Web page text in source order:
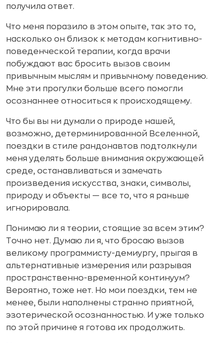
получила ответ.
Что меня поразило в этом опыте, так это то,
насколько он близок к методам когнитивно-
поведенческой терапии, когда врачи
побуждают вас бросить вызов своим
привычным мыслям и привычному поведению.
Мне эти прогулки больше всего помогли
осознаннее относиться к происходящему.
Что бы вы ни думали о природе нашей,
возможно, детерминированной Вселенной,
поездки в стиле рандонавтов подтолкнули
меня уделять больше внимания окружающей
среде, останавливаться и замечать
произведения искусства, знаки, символы,
природу и объекты — все то, что я раньше
игнорировала.
Понимаю ли я теории, стоящие за всем этим?
Точно нет. Думаю ли я, что бросаю вызов
великому программисту-демиургу, прыгая в
альтернативные измерения или разрывая
пространственно-временной континуум?
Вероятно, тоже нет. Но мои поездки, тем не
менее, были наполнены странно приятной,
эзотерической осознанностью. И уже только
по этой причине я готова их продолжить.